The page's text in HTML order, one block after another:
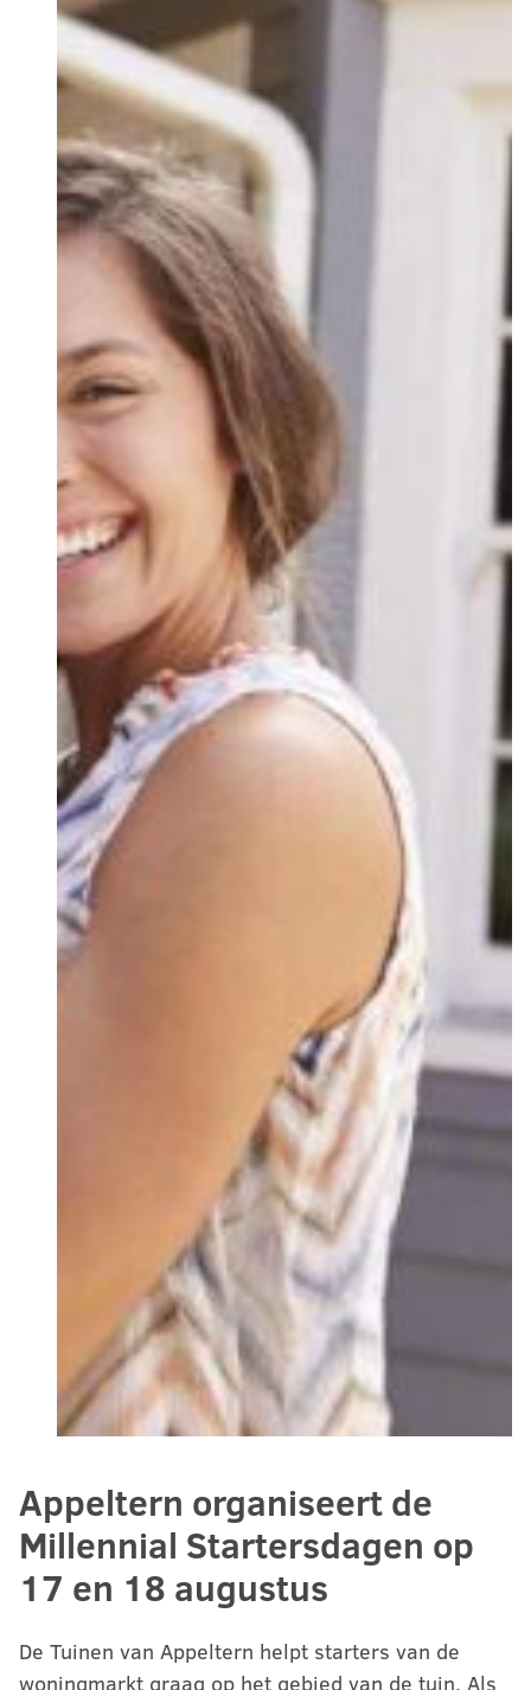
Appeltern organiseert de
Millennial Startersdagen op
17 en 18 augustus
De Tuinen van Appeltern helpt starters van de
woningmarkt graag op het gebied van de tuin. Als